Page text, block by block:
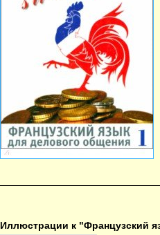
Иллюстрации к "Французский